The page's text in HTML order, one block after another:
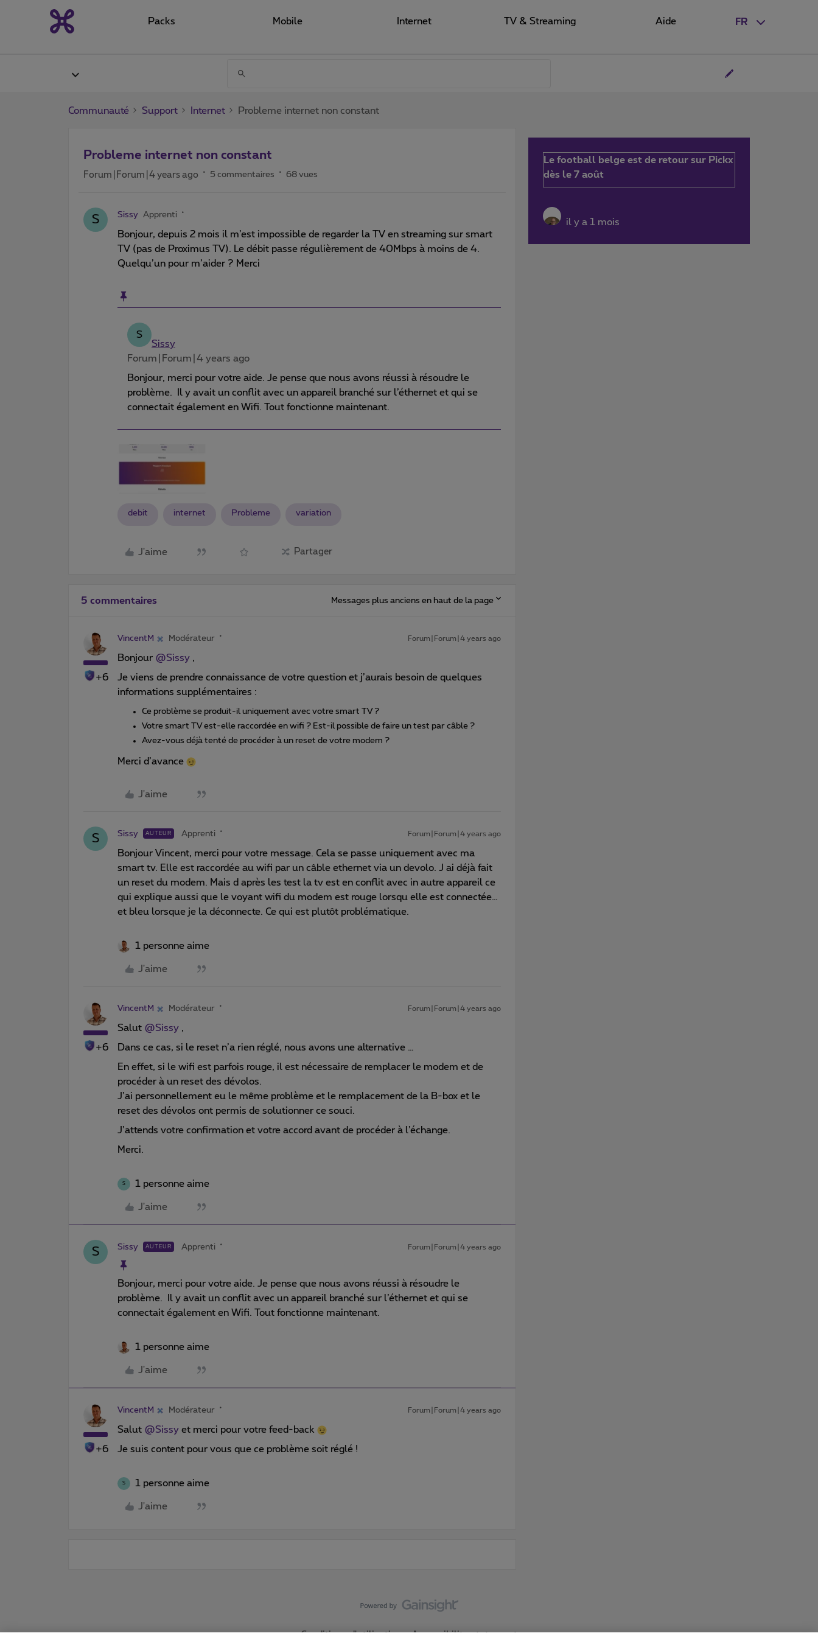
FR
Packs Mobile Internet TV & Streaming Aide
Communauté Support Internet Probleme internet non constant
Probleme internet non constant
Forum|Forum|4 years ago 5 commentaires 68 vues
S Sissy Apprenti
Bonjour, depuis 2 mois il m’est impossible de regarder la TV en streaming sur smart
TV (pas de Proximus TV). Le débit passe régulièrement de 40Mbps à moins de 4.
Quelqu’un pour m’aider ? Merci
S
Sissy
Forum|Forum|4 years ago
Bonjour, merci pour votre aide. Je pense que nous avons réussi à résoudre le
problème. Il y avait un conflit avec un appareil branché sur l’éthernet et qui se
connectait également en Wifi. Tout fonctionne maintenant.
debit internet Probleme variation
J'aime Partager
5 commentaires Messages plus anciens en haut de la page
+6
VincentM Modérateur Forum|Forum|4 years ago
Bonjour @Sissy ,
Je viens de prendre connaissance de votre question et j’aurais besoin de quelques
informations supplémentaires :
Ce problème se produit-il uniquement avec votre smart TV ?
Votre smart TV est-elle raccordée en wifi ? Est-il possible de faire un test par câble ?
Avez-vous déjà tenté de procéder à un reset de votre modem ?
Merci d’avance
J'aime
S Sissy AUTEUR Apprenti Forum|Forum|4 years ago
Bonjour Vincent, merci pour votre message. Cela se passe uniquement avec ma
smart tv. Elle est raccordée au wifi par un câble ethernet via un devolo. J ai déjà fait
un reset du modem. Mais d après les test la tv est en conflit avec in autre appareil ce
qui explique aussi que le voyant wifi du modem est rouge lorsqu elle est connectée…
et bleu lorsque je la déconnecte. Ce qui est plutôt problématique.
1 personne aime
J'aime
+6
VincentM Modérateur Forum|Forum|4 years ago
Salut @Sissy ,
Dans ce cas, si le reset n’a rien réglé, nous avons une alternative …
En effet, si le wifi est parfois rouge, il est nécessaire de remplacer le modem et de
procéder à un reset des dévolos.
J’ai personnellement eu le même problème et le remplacement de la B-box et le
reset des dévolos ont permis de solutionner ce souci.
J’attends votre confirmation et votre accord avant de procéder à l’échange.
Merci.
S 1 personne aime
J'aime
S Sissy AUTEUR Apprenti Forum|Forum|4 years ago
Bonjour, merci pour votre aide. Je pense que nous avons réussi à résoudre le
problème. Il y avait un conflit avec un appareil branché sur l’éthernet et qui se
connectait également en Wifi. Tout fonctionne maintenant.
1 personne aime
J'aime
+6
VincentM Modérateur Forum|Forum|4 years ago
Salut @Sissy et merci pour votre feed-back
Je suis content pour vous que ce problème soit réglé !
S 1 personne aime
J'aime
Le football belge est de retour sur Pickx
dès le 7 août
il y a 1 mois